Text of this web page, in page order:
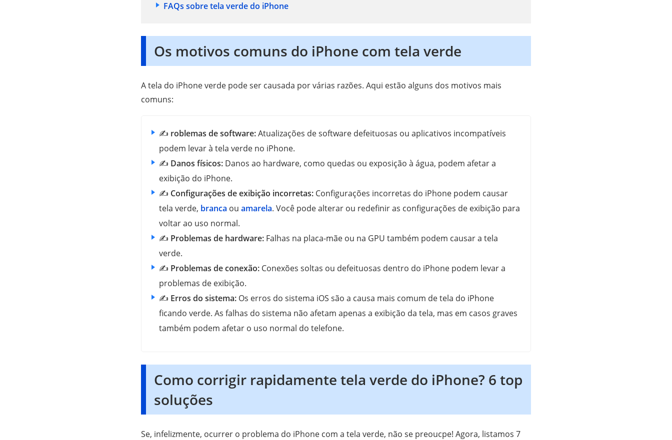
FAQs sobre tela verde do iPhone
Os motivos comuns do iPhone com tela verde
A tela do iPhone verde pode ser causada por várias razões. Aqui estão alguns dos motivos mais
comuns:
✍ roblemas de software:Atualizações de software defeituosas ou aplicativos incompatíveis
podem levar à tela verde no iPhone.
✍ Danos físicos: Danos ao hardware, como quedas ou exposição à água, podem afetar a
exibição do iPhone.
✍ Configurações de exibição incorretas: Configurações incorretas do iPhone podem causar
tela verde, branca ou amarela. Você pode alterar ou redefinir as configurações de exibição para
voltar ao uso normal.
✍ Problemas de hardware: Falhas na placa-mãe ou na GPU também podem causar a tela
verde.
✍ Problemas de conexão: Conexões soltas ou defeituosas dentro do iPhone podem levar a
problemas de exibição.
✍ Erros do sistema: Os erros do sistema iOS são a causa mais comum de tela do iPhone
ficando verde. As falhas do sistema não afetam apenas a exibição da tela, mas em casos graves
também podem afetar o uso normal do telefone.
Como corrigir rapidamente tela verde do iPhone? 6 top
soluções
Se, infelizmente, ocurrer o problema do iPhone com a tela verde, não se preoucpe! Agora, listamos 7